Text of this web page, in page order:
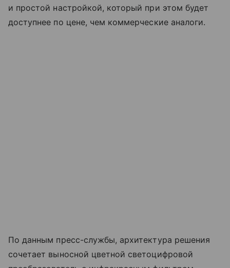
и простой настройкой, который при этом будет
доступнее по цене, чем коммерческие аналоги.
По данным пресс-службы, архитектура решения
сочетает выносной цветной светоцифровой